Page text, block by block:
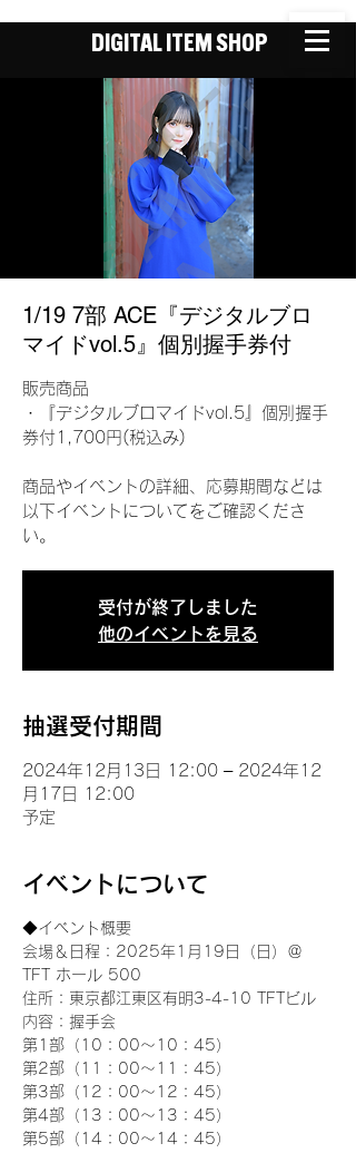
DIGITAL ITEM SHOP
1/19 7部 ACE『デジタルブロ
マイドvol.5』個別握手券付
販売商品
・『デジタルブロマイドvol.5』個別握手
券付1,700円(税込み)
商品やイベントの詳細、応募期間などは
以下イベントについてをご確認くださ
い。
受付が終了しました
他のイベントを見る
抽選受付期間
2024年12月13日 12:00 – 2024年12
月17日 12:00
予定
イベントについて
◆イベント概要
会場＆日程：2025年1月19日（日）＠
TFT ホール 500
住所：東京都江東区有明3-4-10 TFTビル
内容：握手会
第1部（10：00～10：45）
第2部（11：00～11：45）
第3部（12：00～12：45）
第4部（13：00～13：45）
第5部（14：00～14：45）